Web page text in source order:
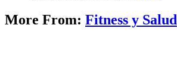
More From: Fitness y Salud